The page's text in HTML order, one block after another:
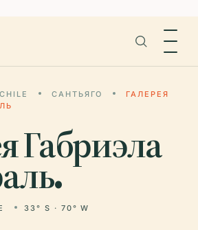
CHILE САНТЬЯГО
ГАЛЕРЕЯ
Габриэла
33° S · 70° W